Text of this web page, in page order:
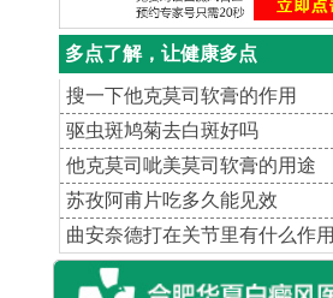
多点了解，让健康多点
搜一下他克莫司软膏的作用
驱虫斑鸠菊去白斑好吗
他克莫司呲美莫司软膏的用途
苏孜阿甫片吃多久能见效
曲安奈德打在关节里有什么作用